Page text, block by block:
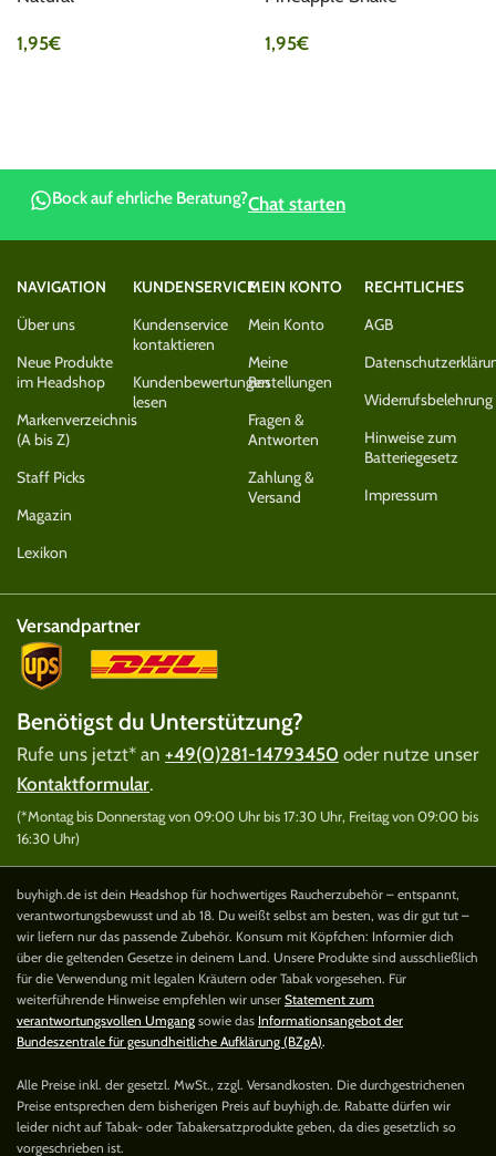
1,95€ 1,95€
Bock auf ehrliche Beratung?Chat starten
NAVIGATION
Über uns
Neue Produkte
im Headshop
Markenverzeichnis
(A bis Z)
Staff Picks
Magazin
Lexikon
KUNDENSERVICE
Kundenservice
kontaktieren
Kundenbewertungen
lesen
MEIN KONTO
Mein Konto
Meine
Bestellungen
Fragen &
Antworten
Zahlung &
Versand
RECHTLICHES
AGB
Widerrufsbelehrung
Hinweise zum
Batteriegesetz
Impressum
Versandpartner
Benötigst du Unterstützung?
Rufe uns jetzt* an +49(0)281-14793450 oder nutze unser
Kontaktformular.
(*Montag bis Donnerstag von 09:00 Uhr bis 17:30 Uhr, Freitag von 09:00 bis
16:30 Uhr)
buyhigh.de ist dein Headshop für hochwertiges Raucherzubehör – entspannt,
verantwortungsbewusst und ab 18. Du weißt selbst am besten, was dir gut tut –
wir liefern nur das passende Zubehör. Konsum mit Köpfchen: Informier dich
über die geltenden Gesetze in deinem Land. Unsere Produkte sind ausschließlich
für die Verwendung mit legalen Kräutern oder Tabak vorgesehen. Für
weiterführende Hinweise empfehlen wir unser Statement zum
verantwortungsvollen Umgang sowie das Informationsangebot der
Bundeszentrale für gesundheitliche Aufklärung (BZgA).
Alle Preise inkl. der gesetzl. MwSt., zzgl. Versandkosten. Die durchgestrichenen
Preise entsprechen dem bisherigen Preis auf buyhigh.de. Rabatte dürfen wir
leider nicht auf Tabak- oder Tabakersatzprodukte geben, da dies gesetzlich so
vorgeschrieben ist.